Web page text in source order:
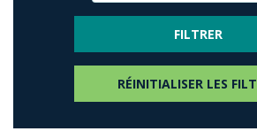
RÉINITIALISER LES